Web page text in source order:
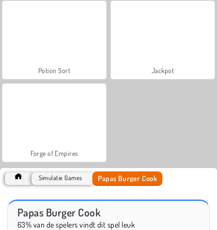
Potion Sort Jackpot
Forge of Empires
Simulatie Games Papas Burger Cook
Papas Burger Cook
63% van de spelers vindt dit spel leuk